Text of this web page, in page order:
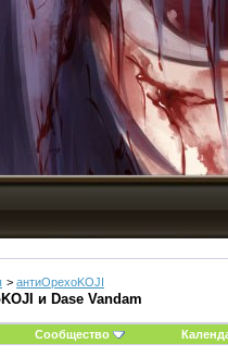
> антиOрехоKOJI
и Dase Vandam
Сообщество